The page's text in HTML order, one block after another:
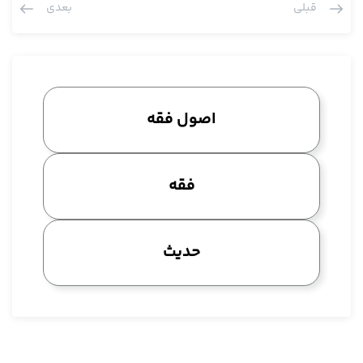
کنیم، این خلاصه اش، بعدها این هی تطور پیدا کرد شد دلیل
کردند، من در بحث حجیت قطع عرض کردیم این مسئله خیلی در
ابتدایش بسیط بود چون ما یقین به احکام نداریم ظن حجت است، و
مراد از حجیت ظن در این جا، ظن در احکام کلی نه در موضوعات خارجی،
در احکام کلی که حکم الهی این است ظن حجت است، البته در احکام
کلیه آمدند یک قیدی زدند که این ظن باید برای مجتهد حاصل بشود،
اشعری، إذا اجتهد الحاکم فاصاب فله اجران و إن اخطا فله اجرٌ واحد،
این که إذا اصاب المجتهد این عنوان نص نیست، این عنوانی است که
بعدها در آوردند، عنوان نصی که آن ها دارند إذا اجتهد الحاکم و إن
أصاب فله اجران و إن اخطا فله اجرٌ واحد که عرض کردیم در صحیح
قبلی بعدی
اصول فقه
فقه
حدیث